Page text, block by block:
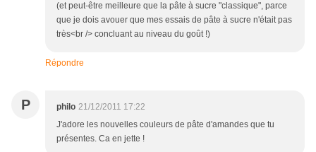
(et peut-être meilleure que la pâte à sucre "classique", parce
que je dois avouer que mes essais de pâte à sucre n'était pas
très<br /> concluant au niveau du goût !)
Répondre
P philo 21/12/2011 17:22
J'adore les nouvelles couleurs de pâte d'amandes que tu
présentes. Ca en jette !